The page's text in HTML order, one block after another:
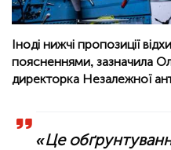
Іноді нижчі пропозиції
поясненнями, зазначила
директорка Незалежної
«Це